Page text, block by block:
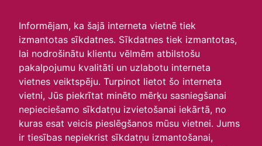
Informējam, ka šajā interneta vietnē tiek
izmantotas sīkdatnes. Sīkdatnes tiek izmantotas,
lai nodrošinātu klientu vēlmēm atbilstošu
pakalpojumu kvalitāti un uzlabotu interneta
vietnes veiktspēju. Turpinot lietot šo interneta
vietni, Jūs piekrītat minēto mērķu sasniegšanai
nepieciešamo sīkdatņu izvietošanai iekārtā, no
kuras esat veicis pieslēgšanos mūsu vietnei. Jums
ir tiesības nepiekrist sīkdatņu izmantošanai,
3.klase iegūst 3.vietu
konkursā “No saimniecības
līdz tavam galdam”!🎉
29.05.2026
3.klase piedalījās radošā konkursā, kurā skolēniem bija